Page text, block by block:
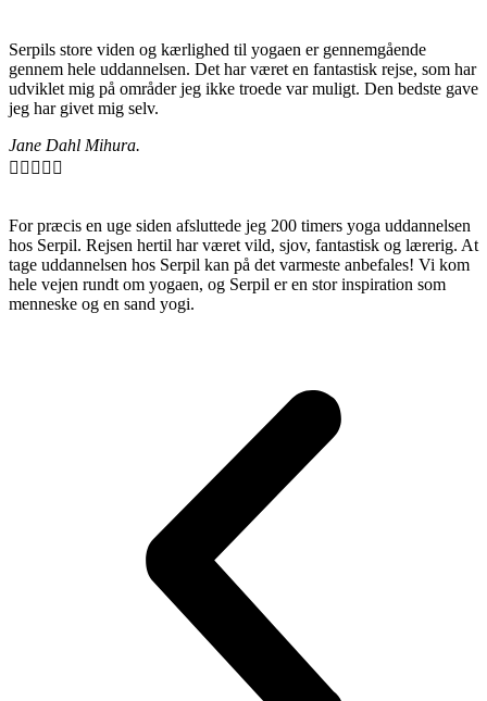
Serpils store viden og kærlighed til yogaen er gennemgående
gennem hele uddannelsen. Det har været en fantastisk rejse, som har
udviklet mig på områder jeg ikke troede var muligt. Den bedste gave
jeg har givet mig selv.
Jane Dahl Mihura.
    
For præcis en uge siden afsluttede jeg 200 timers yoga uddannelsen
hos Serpil. Rejsen hertil har været vild, sjov, fantastisk og lærerig. At
tage uddannelsen hos Serpil kan på det varmeste anbefales! Vi kom
hele vejen rundt om yogaen, og Serpil er en stor inspiration som
menneske og en sand yogi.